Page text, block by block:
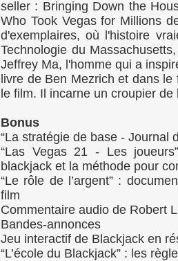
seller : Bringing Down the
Who Took Vegas for Millions
d'exemplaires, où l'histoire
Technologie du
Jeffrey Ma, l'homme qui a
livre de Ben Mezrich et dans
le film. Il incarne un croupier de
Bonus
“La stratégie de base - Journal
“Las Vegas 21 - Les
blackjack et la méthode pour
“Le rôle de l’argent” :
film
Commentaire audio de Robert
Bandes-annonces
Jeu interactif de Blackjack en
“L’école du Blackjack” : les